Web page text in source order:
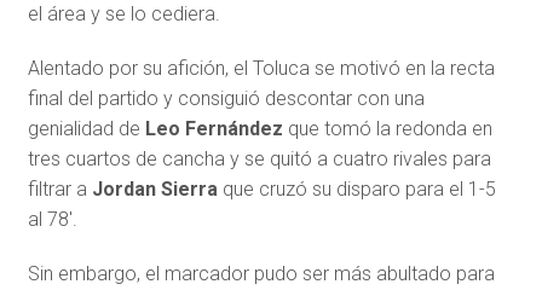
el área y se lo cediera.
Alentado por su afición, el Toluca se motivó en la recta
final del partido y consiguió descontar con una
genialidad de Leo Fernández que tomó la redonda en
tres cuartos de cancha y se quitó a cuatro rivales para
filtrar a Jordan Sierraque cruzó su disparo para el 1-5
al 78′.
Sin embargo, el marcador pudo ser más abultado para